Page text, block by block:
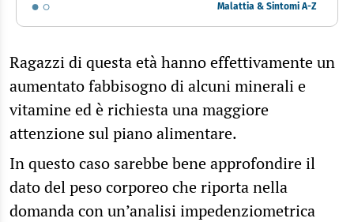
Malattia & Sintomi A-Z
Ragazzi di questa età hanno effettivamente un
aumentato fabbisogno di alcuni minerali e
vitamine ed è richiesta una maggiore
attenzione sul piano alimentare.
In questo caso sarebbe bene approfondire il
dato del peso corporeo che riporta nella
domanda con un’analisi impedenziometrica